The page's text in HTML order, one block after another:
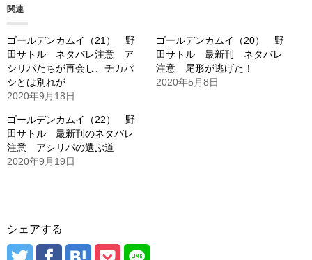
中…
関連
ゴールデンカムイ（21） 野
田サトル ネタバレ注意 ア
シリパたちが再会し、チカパ
シとは別れが
2020年9月18日
ゴールデンカムイ（20） 野
田サトル 最新刊 ネタバレ
注意 尾形が逃げた！
2020年5月8日
ゴールデンカムイ（22） 野
田サトル 最新刊のネタバレ
注意 アシリパの選ぶ道
2020年9月19日
シェアする